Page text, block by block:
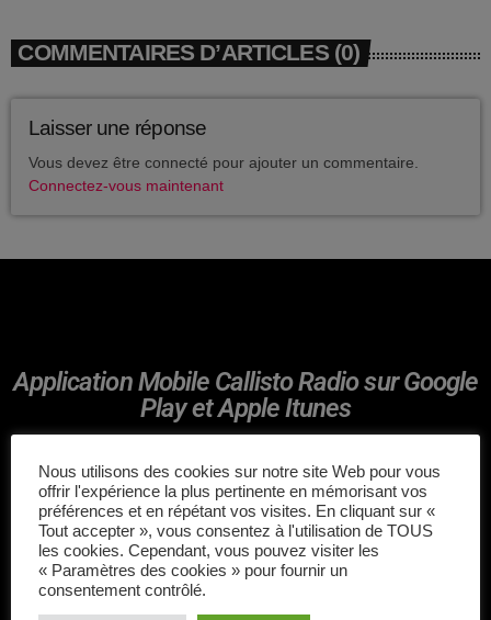
mai 2024
avril 2020
mars 2020
CATÉGORIES
Callisto concerts
DJ
Dream Trance
COMMENTAIRES D’ARTICLES (0)
Laisser une réponse
Vous devez être connecté pour ajouter un commentaire.
Connectez-vous maintenant
Application Mobile Callisto Radio sur Google
Play et Apple Itunes
ÉPISODES DE PODCAST
Nous utilisons des cookies sur notre site Web pour vous
offrir l'expérience la plus pertinente en mémorisant vos
préférences et en répétant vos visites. En cliquant sur «
Tout accepter », vous consentez à l'utilisation de TOUS
les cookies. Cependant, vous pouvez visiter les
« Paramètres des cookies » pour fournir un
consentement contrôlé.